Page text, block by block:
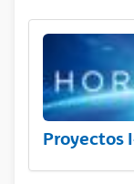
Proyectos